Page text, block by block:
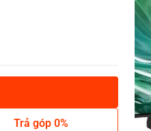
Trả góp 0%